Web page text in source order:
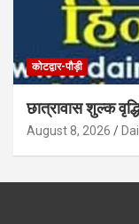
कोटद्वार-पौड़ी
छात्रावास शुल्क
August 8, 2026